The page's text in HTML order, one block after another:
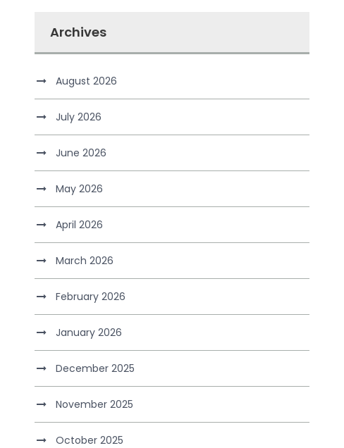
Archives
August 2026
July 2026
June 2026
May 2026
April 2026
March 2026
February 2026
January 2026
December 2025
November 2025
October 2025